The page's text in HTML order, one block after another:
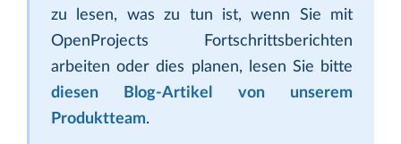
zu lesen, was zu tun ist, wenn Sie mit
OpenProjects Fortschrittsberichten
arbeiten oder dies planen, lesen Sie bitte
diesen Blog-Artikel von unserem
Produktteam.